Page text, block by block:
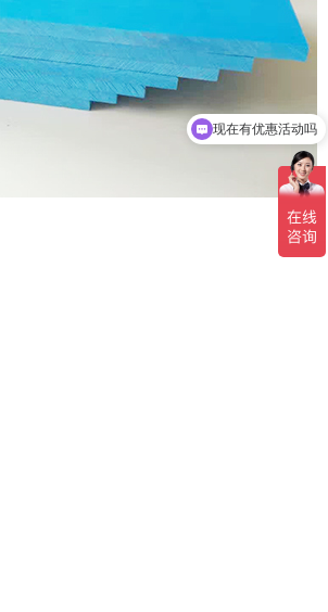
现在有优惠活动吗